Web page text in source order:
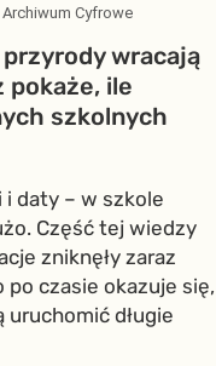
Cyfrowe
wracają
pokaże, ile
szkolnych
i daty – w szkole
Część tej wiedzy
zniknęły zaraz
czasie okazuje się,
długie